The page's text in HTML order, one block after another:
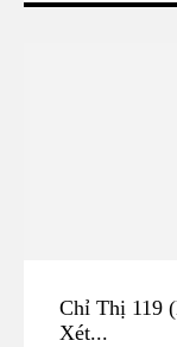
Chỉ Thị 119
Xét...